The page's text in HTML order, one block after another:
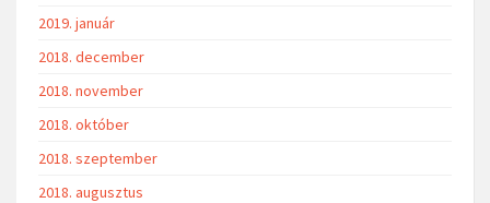
2019. január
2018. december
2018. november
2018. október
2018. szeptember
2018. augusztus